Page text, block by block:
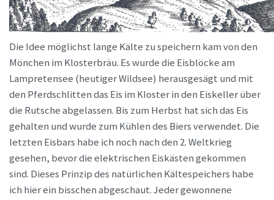
Die Idee möglichst lange Kälte zu speichern kam von den
Mönchen im Klosterbräu. Es wurde die Eisblöcke am
Lampretensee (heutiger Wildsee) herausgesägt und mit
den Pferdschlitten das Eis im Kloster in den Eiskeller über
die Rutsche abgelassen. Bis zum Herbst hat sich das Eis
gehalten und wurde zum Kühlen des Biers verwendet. Die
letzten Eisbars habe ich noch nach den 2. Weltkrieg
gesehen, bevor die elektrischen Eiskästen gekommen
sind. Dieses Prinzip des natürlichen Kältespeichers habe
ich hier ein bisschen abgeschaut. Jeder gewonnene